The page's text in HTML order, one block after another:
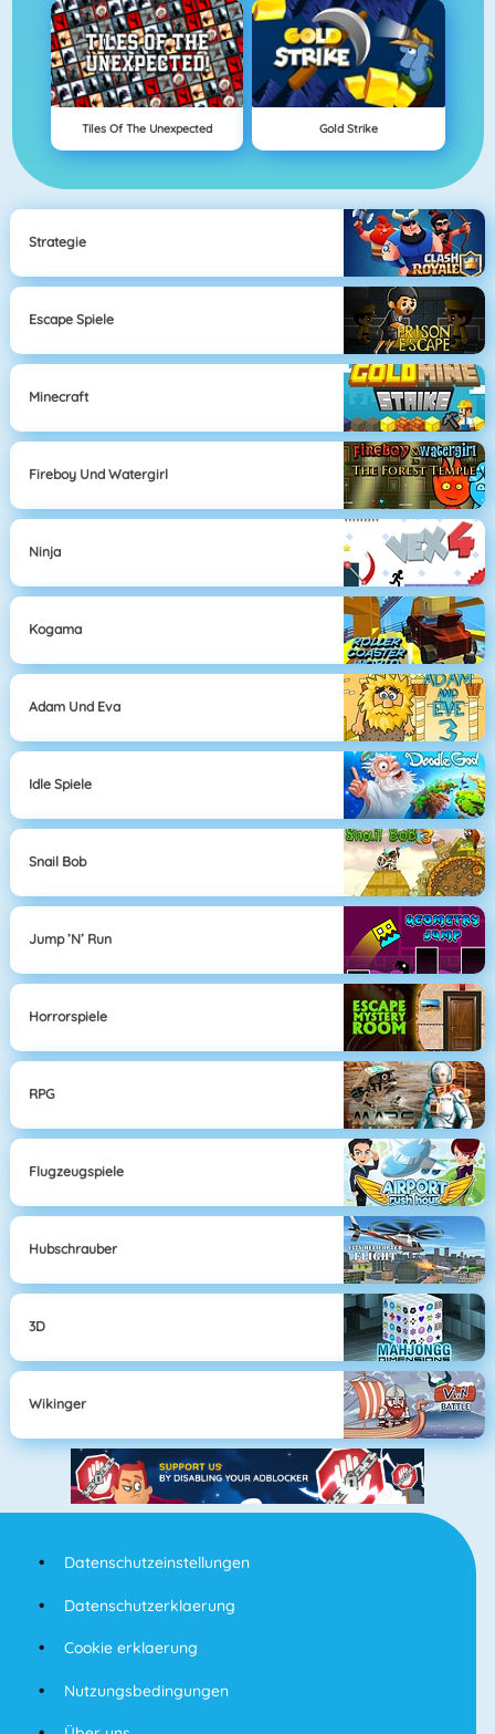
Tiles Of The Unexpected Gold Strike
Strategie
Escape Spiele
Minecraft
Fireboy Und Watergirl
Ninja
Kogama
Adam Und Eva
Idle Spiele
Snail Bob
Jump ’n’ Run
Horrorspiele
RPG
Flugzeugspiele
Hubschrauber
3D
Wikinger
Datenschutzeinstellungen
Datenschutzerklaerung
Cookie erklaerung
Nutzungsbedingungen